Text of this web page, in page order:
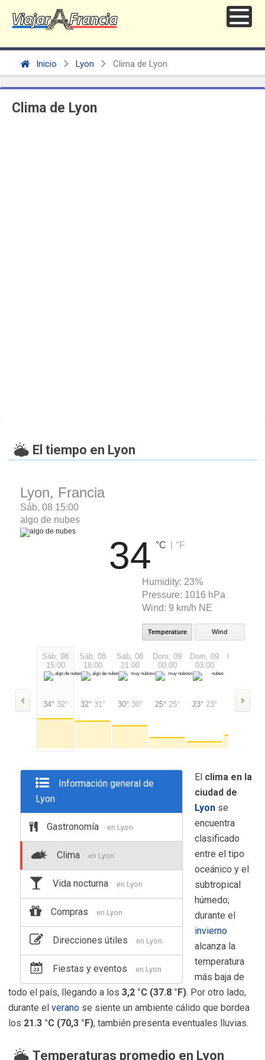
Inicio Lyon Clima de Lyon
Clima de Lyon
El tiempo en Lyon
Lyon, Francia
Sáb, 08 15:00
algo de nubes
34 °C °F
Humidity: 23%
Pressure: 1016 hPa
Wind: 9 km/h NE
Temperature Wind
Sáb, 08
15:00
34° 32°
Sáb, 08
18:00
32° 31°
Sáb, 08
21:00
30° 30°
Dom, 09
00:00
25° 25°
Dom, 09
03:00
23° 23° 26°
Información general de
Lyon
Gastronomía en Lyon
Clima en Lyon
Vida nocturna en Lyon
Compras en Lyon
Direcciones útiles en Lyon
Fiestas y eventos en Lyon
El clima en la
ciudad de
Lyon se
encuentra
clasificado
entre el tipo
oceánico y el
subtropical
húmedo;
durante el
invierno
alcanza la
temperatura
más baja de
todo el país, llegando a los 3,2 °C (37.8 °F). Por otro lado,
durante el verano se siente un ambiente cálido que bordea
los 21.3 °C (70,3 °F), también presenta eventuales lluvias.
Temperaturas promedio en Lyon